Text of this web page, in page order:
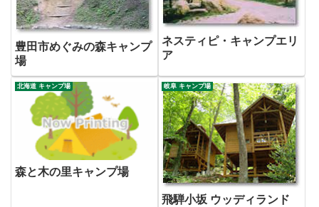
豊田市めぐみの森キャンプ
場
ネスティピ・キャンプエリ
ア
北海道 キャンプ場
森と木の里キャンプ場
岐阜 キャンプ場
飛騨小坂 ウッディランド